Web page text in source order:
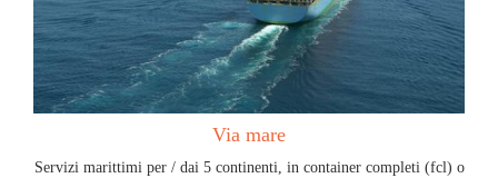
Via mare
Servizi marittimi per / dai 5 continenti, in container completi (fcl) o